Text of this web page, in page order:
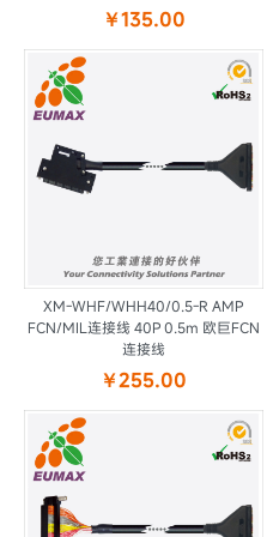
￥135.00
XM-WHF/WHH40/0.5-R AMP
FCN/MIL连接线 40P 0.5m 欧巨FCN
连接线
￥255.00